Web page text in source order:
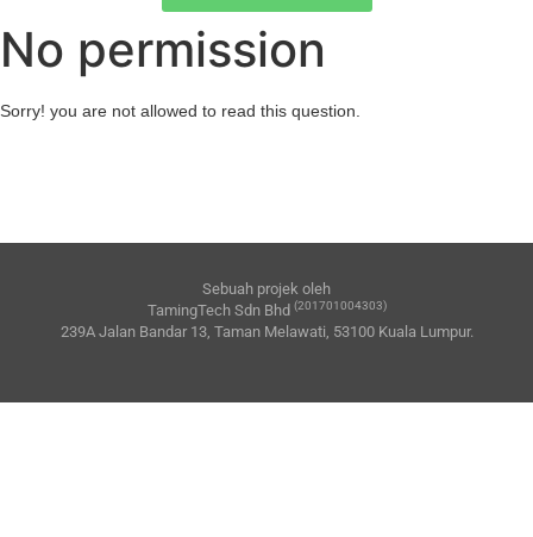
No permission
Sorry! you are not allowed to read this question.
Sebuah projek oleh
TamingTech Sdn Bhd (201701004303)
239A Jalan Bandar 13, Taman Melawati, 53100 Kuala Lumpur.